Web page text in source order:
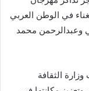
في الوطن العربي
وعبدالرحمن محمد
الثقافة